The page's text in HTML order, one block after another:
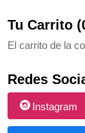
Tu Carrito
El carrito de la
Redes
Instagram